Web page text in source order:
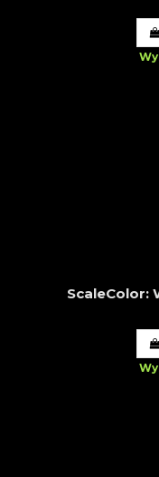
ScaleColor: